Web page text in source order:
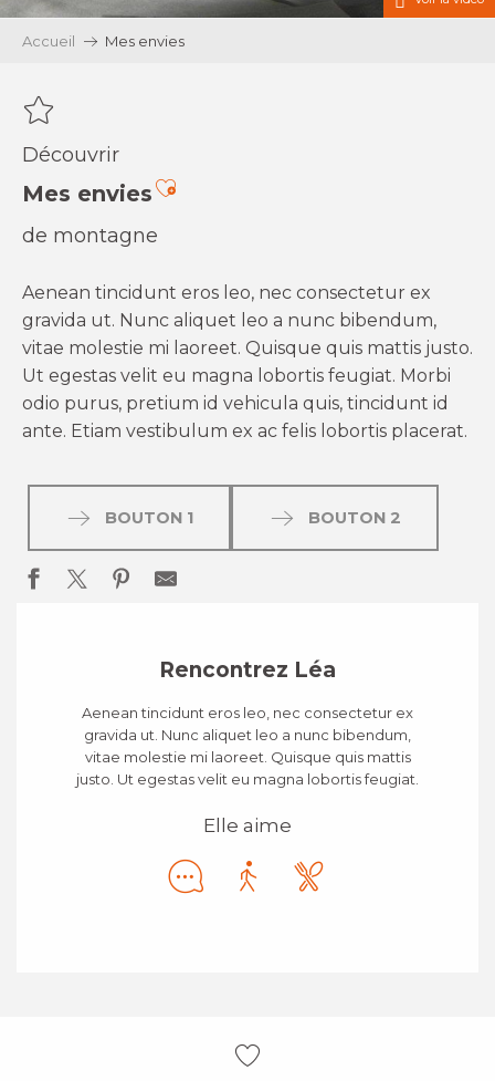
Accueil Mes envies
Découvrir
Mes enviesAjouter aux favoris
de montagne
Aenean tincidunt eros leo, nec consectetur ex
gravida ut. Nunc aliquet leo a nunc bibendum,
vitae molestie mi laoreet. Quisque quis mattis justo.
Ut egestas velit eu magna lobortis feugiat. Morbi
odio purus, pretium id vehicula quis, tincidunt id
ante. Etiam vestibulum ex ac felis lobortis placerat.
BOUTON 1 BOUTON 2
Rencontrez Léa
Aenean tincidunt eros leo, nec consectetur ex
gravida ut. Nunc aliquet leo a nunc bibendum,
vitae molestie mi laoreet. Quisque quis mattis
justo. Ut egestas velit eu magna lobortis feugiat.
Elle aime